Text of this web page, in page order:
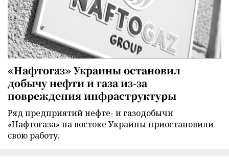
«Нафтогаз» Украины остановил
добычу нефти и газа из-за
повреждения инфраструктуры
Ряд предприятий нефте- и газодобычи
«Нафтогаза» на востоке Украины приостановили
свою работу.